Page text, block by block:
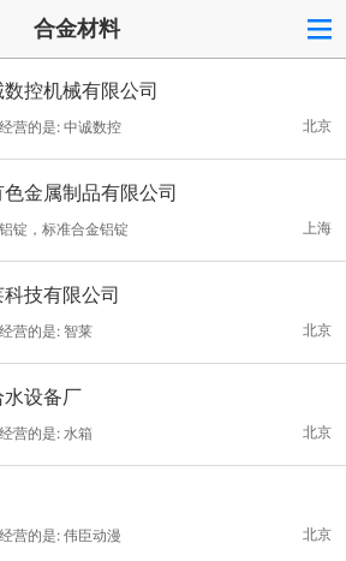
合金材料
控机械有限公司
北京
营的是: 中诚数控
金属制品有限公司
上海
锭，标准合金铝锭
技有限公司
北京
营的是: 智莱
设备厂
北京
营的是: 水箱
北京
营的是: 伟臣动漫